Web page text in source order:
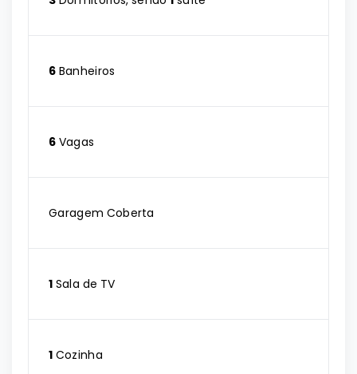
6 Banheiros
6 Vagas
Garagem Coberta
1 Sala de TV
1 Cozinha